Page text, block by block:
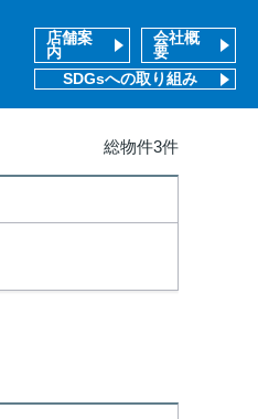
店舗案
内
会社概
要
SDGsへの取り組み
総物件3件